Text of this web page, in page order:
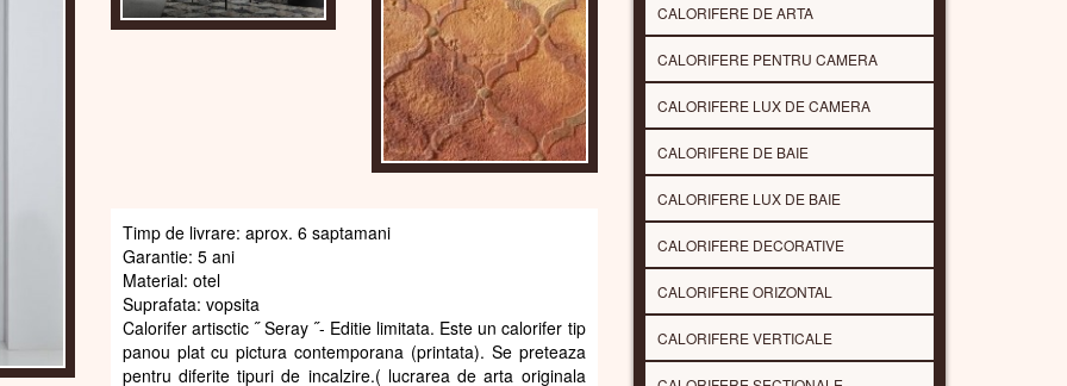
Timp de livrare: aprox. 6 saptamani
Garantie: 5 ani
Material: otel
Suprafata: vopsita
Calorifer artisctic ˝ Seray ˝- Editie limitata. Este un calorifer tip
panou plat cu pictura contemporana (printata). Se preteaza
pentru diferite tipuri de incalzire.( lucrarea de arta originala
CALORIFERE DE ARTA
CALORIFERE PENTRU CAMERA
CALORIFERE LUX DE CAMERA
CALORIFERE DE BAIE
CALORIFERE LUX DE BAIE
CALORIFERE DECORATIVE
CALORIFERE ORIZONTAL
CALORIFERE VERTICALE